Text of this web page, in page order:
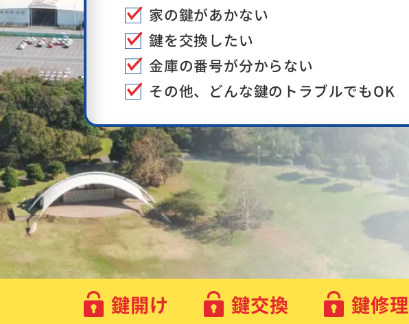
家の鍵があかない
鍵を交換したい
金庫の番号が分からない
その他、どんな鍵のトラブルでもOK
鍵開け 鍵交換 鍵修理